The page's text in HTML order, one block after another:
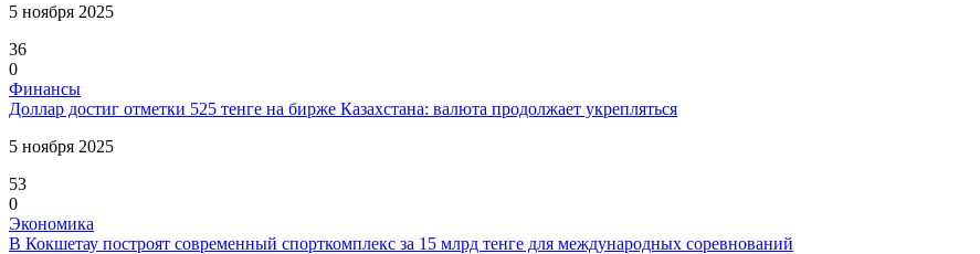
5 ноября 2025
36
0
Финансы
Доллар достиг отметки 525 тенге на бирже Казахстана: валюта продолжает укрепляться
5 ноября 2025
53
0
Экономика
В Кокшетау построят современный спорткомплекс за 15 млрд тенге для международных соревнований